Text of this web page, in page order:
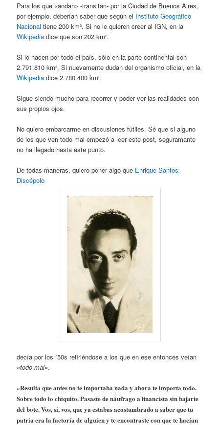
Para los que «andan» -transitan- por la Ciudad de Buenos Aires,
por ejemplo, deberían saber que según el Instituto Geográfico
Nacional tiene 200 km². Si no le quieren creer al IGN, en la
Wikipedia dice que son 202 km².
Si lo hacen por todo el país, sólo en la parte continental son
2.791.810 km². Si nuevamente dudan del organismo oficial, en la
Wikipedia dice 2.780.400 km².
Sigue siendo mucho para recorrer y poder ver las realidades con
sus propios ojos.
No quiero embarcarme en discusiones fútiles. Sé que si alguno
de los que ven todo mal empezó a leer este post, seguramante
no ha llegado hasta este punto.
De todas maneras, quiero poner algo que Enrique Santos
Discépolo
decía por los ´50s refiriéndose a los que en ese entonces veían
«todo mal».
«Resulta que antes no te importaba nada y ahora te importa todo.
Sobre todo lo chiquito. Pasaste de náufrago a financista sin bajarte
del bote. Vos, sí, vos, que ya estabas acostumbrado a saber que tu
patria era la factoría de alguien y te encontraste con que te hacían